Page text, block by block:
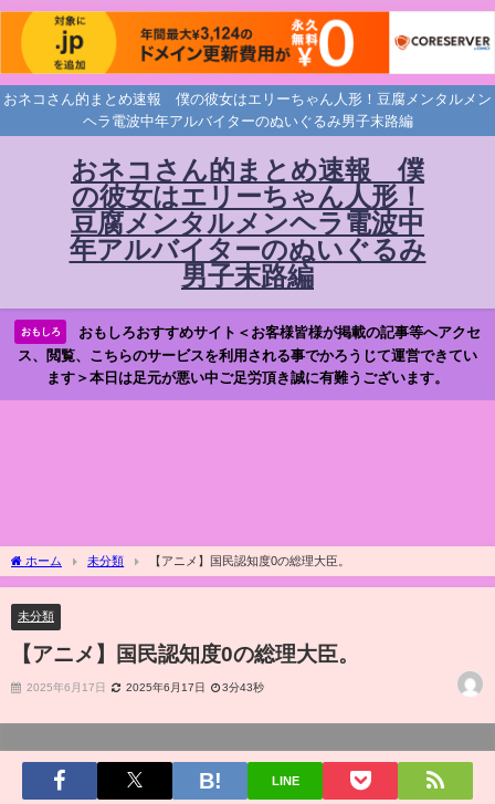
おネコさん的まとめ速報 僕の彼女はエリーちゃん人形！豆腐メンタルメン
ヘラ電波中年アルバイターのぬいぐるみ男子末路編
おネコさん的まとめ速報 僕
の彼女はエリーちゃん人形！
豆腐メンタルメンヘラ電波中
年アルバイターのぬいぐるみ
男子末路編
おもしろ
おもしろおすすめサイト＜お客様皆様が掲載の記事等へアクセ
ス、閲覧、こちらのサービスを利用される事でかろうじて運営できてい
ます＞本日は足元が悪い中ご足労頂き誠に有難うございます。
ホーム 未分類 【アニメ】国民認知度0の総理大臣。
未分類
【アニメ】国民認知度0の総理大臣。
2025年6月17日 2025年6月17日 3分43秒
LINE